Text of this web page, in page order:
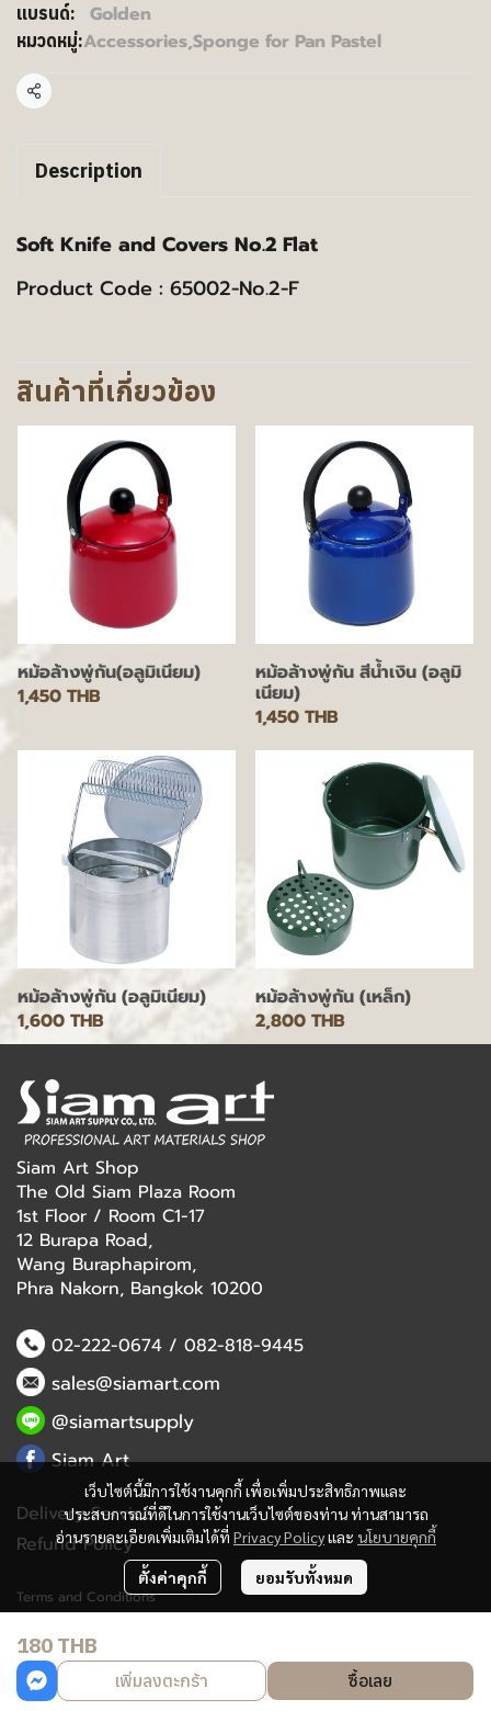
แบรนด์: Golden
หมวดหมู่:Accessories,Sponge for Pan Pastel
แชร์
Description
Soft Knife and Covers No.2 Flat
Product Code : 65002-No.2-F
สินค้าที่เกี่ยวข้อง
หม้อล้างพู่กัน(อลูมิเนียม)
1,450 THB
หม้อล้างพู่กัน สีน้ำเงิน (อลูมิ
เนียม)
1,450 THB
หม้อล้างพู่กัน (อลูมิเนียม)
1,600 THB
หม้อล้างพู่กัน (เหล็ก)
2,800 THB
180 THB
เพิ่มลงตะกร้า ซื้อเลย
เว็บไซต์นี้มีการใช้งานคุกกี้ เพื่อเพิ่มประสิทธิภาพและ
ประสบการณ์ที่ดีในการใช้งานเว็บไซต์ของท่าน ท่านสามารถ
อ่านรายละเอียดเพิ่มเติมได้ที่ Privacy Policyและ นโยบายคุกกี้
ตั้งค่าคุกกี้ ยอมรับทั้งหมด
Siam Art Shop
The Old Siam Plaza Room
1st Floor / Room C1-17
12 Burapa Road,
Wang Buraphapirom,
Phra Nakorn, Bangkok 10200
02-222-0674/ 082-818-9445
sales@siamart.com
@siamartsupply
Siam Art
Delivery Service
Refund Policy
Terms and Conditions
Copyright 2023 | All Rights Reserved | Powered by MWE
Powered By MakeWebEasy